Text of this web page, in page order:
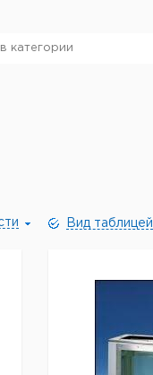
Вид таблицей